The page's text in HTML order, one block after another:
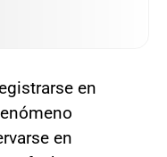
en
en